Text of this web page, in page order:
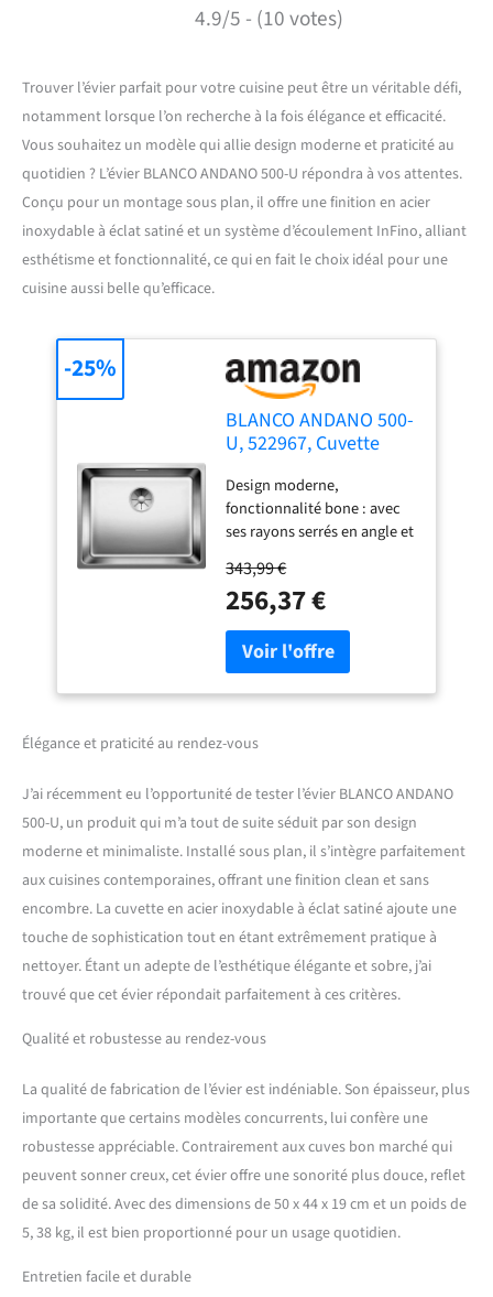
4.9/5 - (10 votes)
Trouver l’évier parfait pour votre cuisine peut être un véritable défi,
notamment lorsque l’on recherche à la fois élégance et efficacité.
Vous souhaitez un modèle qui allie design moderne et praticité au
quotidien ? L’évier BLANCO ANDANO 500-U répondra à vos attentes.
Conçu pour un montage sous plan, il offre une finition en acier
inoxydable à éclat satiné et un système d’écoulement InFino, alliant
esthétisme et fonctionnalité, ce qui en fait le choix idéal pour une
cuisine aussi belle qu’efficace.
BLANCO ANDANO 500-
U, 522967, Cuvette
Sous Plan, Cuvette
pour Montage Sous
Plan, Écoulement
InFino, Acier
Inoxydable à Éclat
Satiné
Design moderne,
fonctionnalité bone : avec
ses rayons serrés en angle et
gamme ANDANO est
synonyme d’exploitabilité
fond et de grand volume de
cuvette. Cuvette d’évier
élégante dans une qualité
gamme, finition à éclat
plan Avec écoulement
élégance et
particulièrement simple
d’entretien ; pour davantage
de confort dans le bac de
l’évier Dimensions
extérieures 540 x 440 mm /
Profondeur de cuvette 190
mm / Largeur minimale du
obtiendrez des informations
découpe sur le site web
BLANCO Contenu de la
inoxydable, bonde à panier
InFino de 9 cm (3 ½''),
écoulement et trop-plein
avec tuyau compact, kit de
343,99 €
256,37 €
-25%
Élégance et praticité au rendez-vous
J’ai récemment eu l’opportunité de tester l’évier BLANCO ANDANO
500-U, un produit qui m’a tout de suite séduit par son design
moderne et minimaliste. Installé sous plan, il s’intègre parfaitement
aux cuisines contemporaines, offrant une finition clean et sans
encombre. La cuvette en acier inoxydable à éclat satiné ajoute une
touche de sophistication tout en étant extrêmement pratique à
nettoyer. Étant un adepte de l’esthétique élégante et sobre, j’ai
trouvé que cet évier répondait parfaitement à ces critères.
Qualité et robustesse au rendez-vous
La qualité de fabrication de l’évier est indéniable. Son épaisseur, plus
importante que certains modèles concurrents, lui confère une
robustesse appréciable. Contrairement aux cuves bon marché qui
peuvent sonner creux, cet évier offre une sonorité plus douce, reflet
de sa solidité. Avec des dimensions de 50 x 44 x 19 cm et un poids de
5, 38 kg, il est bien proportionné pour un usage quotidien.
Entretien facile et durable